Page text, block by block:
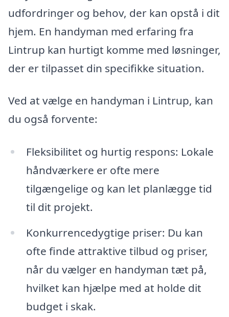
udfordringer og behov, der kan opstå i dit
hjem. En handyman med erfaring fra
Lintrup kan hurtigt komme med løsninger,
der er tilpasset din specifikke situation.
Ved at vælge en handyman i Lintrup, kan
du også forvente:
Fleksibilitet og hurtig respons: Lokale
håndværkere er ofte mere
tilgængelige og kan let planlægge tid
til dit projekt.
Konkurrencedygtige priser: Du kan
ofte finde attraktive tilbud og priser,
når du vælger en handyman tæt på,
hvilket kan hjælpe med at holde dit
budget i skak.